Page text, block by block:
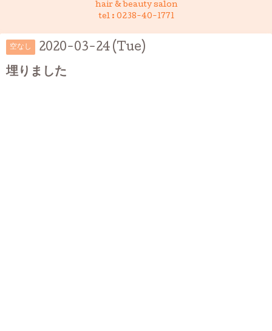
hair & beauty salon
tel : 0238-40-1771
空なし 2020-03-24 (Tue)
埋りました